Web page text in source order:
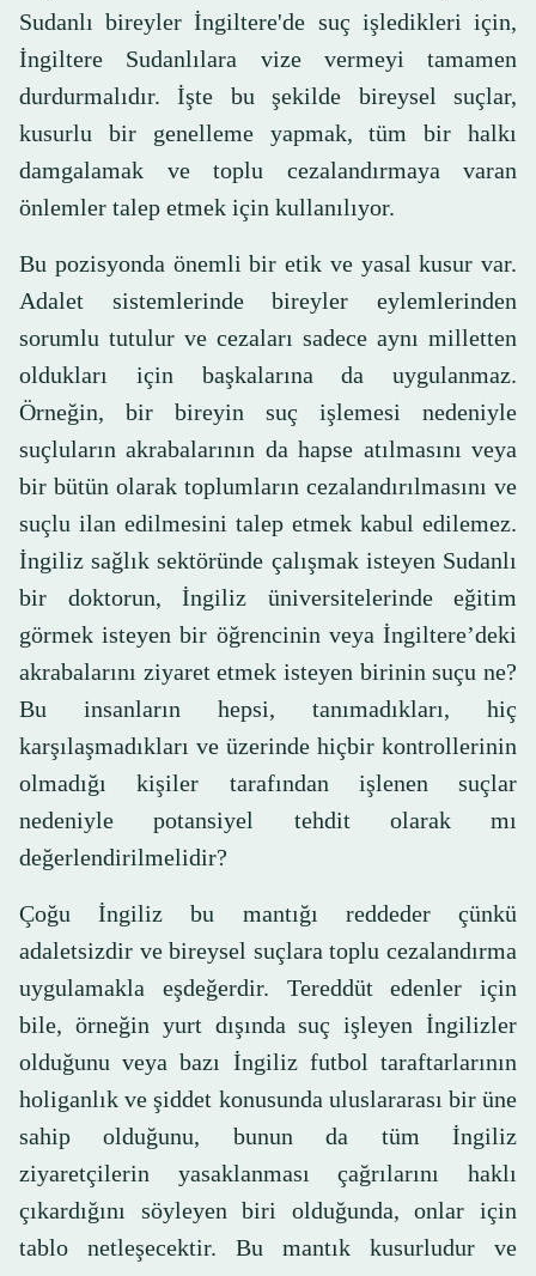
Sudanlı bireyler İngiltere'de suç işledikleri için,
İngiltere Sudanlılara vize vermeyi tamamen
durdurmalıdır. İşte bu şekilde bireysel suçlar,
kusurlu bir genelleme yapmak, tüm bir halkı
damgalamak ve toplu cezalandırmaya varan
önlemler talep etmek için kullanılıyor.
Bu pozisyonda önemli bir etik ve yasal kusur var.
Adalet sistemlerinde bireyler eylemlerinden
sorumlu tutulur ve cezaları sadece aynı milletten
oldukları için başkalarına da uygulanmaz.
Örneğin, bir bireyin suç işlemesi nedeniyle
suçluların akrabalarının da hapse atılmasını veya
bir bütün olarak toplumların cezalandırılmasını ve
suçlu ilan edilmesini talep etmek kabul edilemez.
İngiliz sağlık sektöründe çalışmak isteyen Sudanlı
bir doktorun, İngiliz üniversitelerinde eğitim
görmek isteyen bir öğrencinin veya İngiltere’deki
akrabalarını ziyaret etmek isteyen birinin suçu ne?
Bu insanların hepsi, tanımadıkları, hiç
karşılaşmadıkları ve üzerinde hiçbir kontrollerinin
olmadığı kişiler tarafından işlenen suçlar
nedeniyle potansiyel tehdit olarak mı
değerlendirilmelidir?
Çoğu İngiliz bu mantığı reddeder çünkü
adaletsizdir ve bireysel suçlara toplu cezalandırma
uygulamakla eşdeğerdir. Tereddüt edenler için
bile, örneğin yurt dışında suç işleyen İngilizler
olduğunu veya bazı İngiliz futbol taraftarlarının
holiganlık ve şiddet konusunda uluslararası bir üne
sahip olduğunu, bunun da tüm İngiliz
ziyaretçilerin yasaklanması çağrılarını haklı
çıkardığını söyleyen biri olduğunda, onlar için
tablo netleşecektir. Bu mantık kusurludur ve